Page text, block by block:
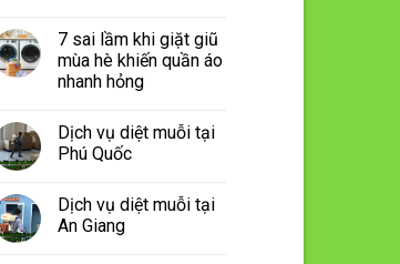
7 sai lầm khi giặt giũ
mùa hè khiến quần áo
nhanh hỏng
Dịch vụ diệt muỗi tại
Phú Quốc
Dịch vụ diệt muỗi tại
An Giang